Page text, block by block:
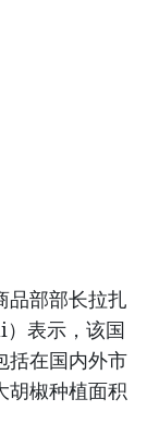
部部长拉扎
表示，该国
括在国内外市
胡椒种植面积